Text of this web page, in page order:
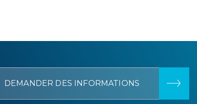
DEMANDER DES INFORMATIONS